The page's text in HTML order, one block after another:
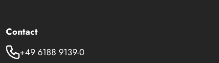
Contact
+49 6188 9139-0